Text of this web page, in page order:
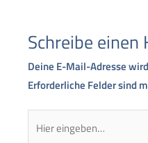
Schreibe
Deine E-Mail-Adresse
Erforderliche Felder sind
eingeben…